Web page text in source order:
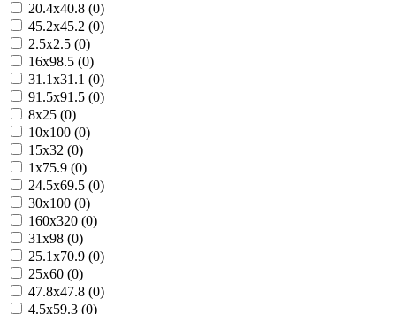
20.4x40.8 (0)
45.2x45.2 (0)
2.5x2.5 (0)
16x98.5 (0)
31.1x31.1 (0)
91.5x91.5 (0)
8x25 (0)
10x100 (0)
15x32 (0)
1x75.9 (0)
24.5x69.5 (0)
30x100 (0)
160x320 (0)
31x98 (0)
25.1x70.9 (0)
25x60 (0)
47.8x47.8 (0)
4.5x59.3 (0)